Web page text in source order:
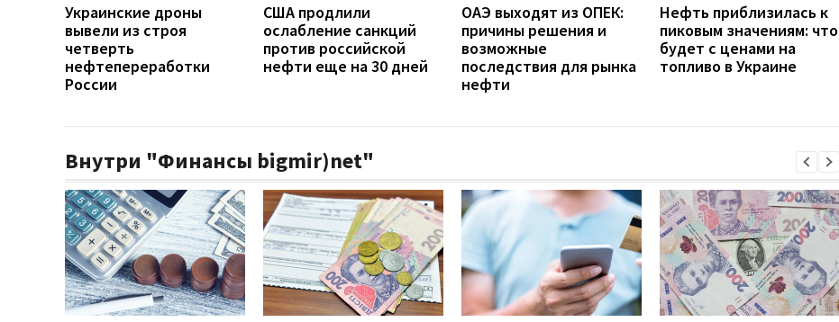
Украинские дроны
вывели из строя
четверть
нефтепереработки
России
США продлили
ослабление санкций
против российской
нефти еще на 30 дней
ОАЭ выходят из ОПЕК:
причины решения и
возможные
последствия для рынка
нефти
Нефть приблизилась к
пиковым значениям: что
будет с ценами на
топливо в Украине
Внутри "Финансы bigmir)net"